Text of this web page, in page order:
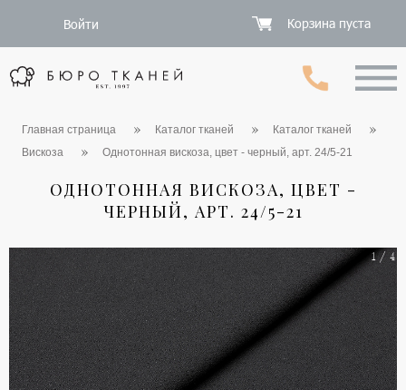
Войти Корзина пуста
Главная страница Каталог тканей
Каталог тканей
Вискоза
Однотонная вискоза, цвет - черный, арт. 24/5-21
ОДНОТОННАЯ ВИСКОЗА, ЦВЕТ -
ЧЕРНЫЙ, АРТ. 24/5-21
1 / 4